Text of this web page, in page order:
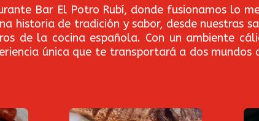
Bar El Potro Rubí, donde fusionamos lo
historia de tradición y sabor, desde nuestras
de la cocina española. Con un ambiente
única que te transportará a dos mundos